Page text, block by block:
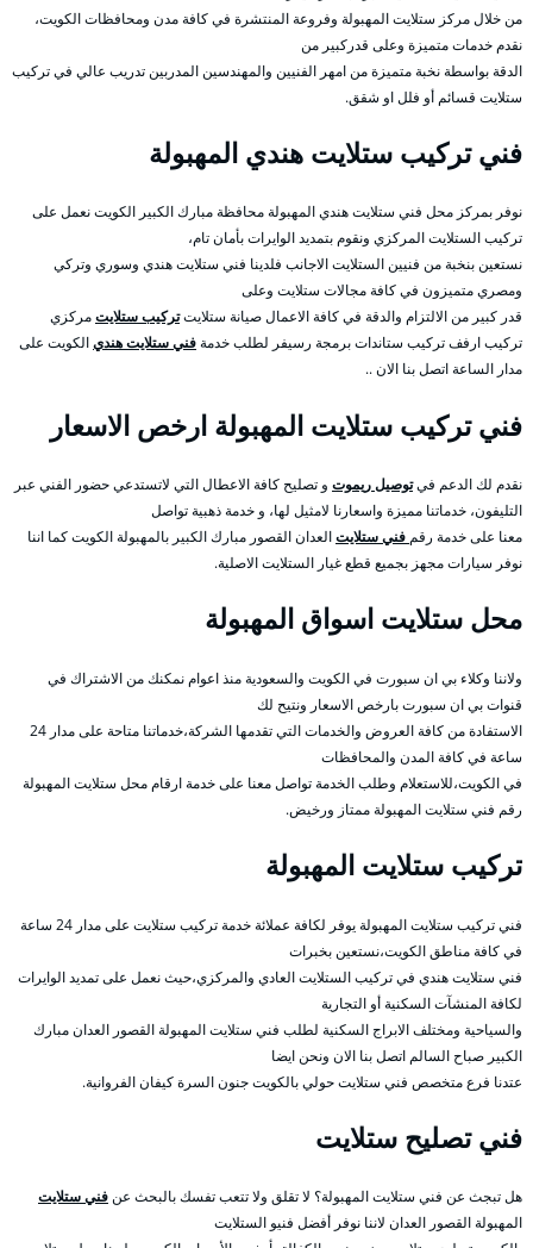
من خلال مركز ستلايت المهبولة وفروعة المنتشرة في كافة مدن ومحافظات الكويت،
نقدم خدمات متميزة وعلى قدركبير من
الدقة بواسطة نخبة متميزة من امهر الفنيين والمهندسين المدربين تدريب عالي في تركيب
ستلايت قسائم أو فلل او شقق.
فني تركيب ستلايت هندي المهبولة
نوفر بمركز محل فني ستلايت هندي المهبولة محافظة مبارك الكبير الكويت نعمل على
تركيب الستلايت المركزي ونقوم بتمديد الوايرات بأمان تام،
نستعين بنخبة من فنيين الستلايت الاجانب فلدينا فني ستلايت هندي وسوري وتركي
ومصري متميزون في كافة مجالات ستلايت وعلى
قدر كبير من الالتزام والدقة في كافة الاعمال صيانة ستلايتتركيب ستلايتمركزي
تركيب ارفف تركيب ستاندات برمجة رسيفر لطلب خدمةفني ستلايت هنديالكويت على
مدار الساعة اتصل بنا الان ..
فني تركيب ستلايت المهبولة ارخص الاسعار
نقدم لك الدعم فيتوصيل ريموت و تصليح كافة الاعطال التي لاتستدعي حضور الفني عبر
التليفون، خدماتنا مميزة واسعارنا لامثيل لها، و خدمة ذهبية تواصل
معنا على خدمة رقم فني ستلايتالعدان القصور مبارك الكبير بالمهبولة الكويت كما اننا
نوفر سيارات مجهز بجميع قطع غيار الستلايت الاصلية.
محل ستلايت اسواق المهبولة
ولاننا وكلاء بي ان سبورت في الكويت والسعودية منذ اعوام نمكنك من الاشتراك في
قنوات بي ان سبورت بارخص الاسعار ونتيح لك
الاستفادة من كافة العروض والخدمات التي تقدمها الشركة،خدماتنا متاحة على مدار 24
ساعة في كافة المدن والمحافظات
في الكويت،للاستعلام وطلب الخدمة تواصل معنا على خدمة ارقام محل ستلايت المهبولة
رقم فني ستلايت المهبولة ممتاز ورخيض.
تركيب ستلايت المهبولة
فني تركيب ستلايت المهبولة يوفر لكافة عملائة خدمة تركيب ستلايت على مدار 24 ساعة
في كافة مناطق الكويت،نستعين بخبرات
فني ستلايت هندي في تركيب الستلايت العادي والمركزي،حيث نعمل على تمديد الوايرات
لكافة المنشآت السكنية أو التجارية
والسياحية ومختلف الابراج السكنية لطلب فني ستلايت المهبولة القصور العدان مبارك
الكبير صباح السالم اتصل بنا الان ونحن ايضا
عتدنا فرع متخصص فني ستلايت حولي بالكويت جنون السرة كيفان الفروانية.
فني تصليح ستلايت
هل تبجث عن فني ستلايت المهبولة؟ لا تقلق ولا تتعب تفسك بالبحث عنفني ستلايت
المهبولة القصور العدان لاننا نوفر أفضل فنيو الستلايت